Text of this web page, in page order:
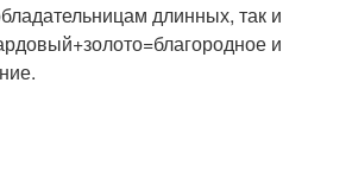
длинных, так и
и